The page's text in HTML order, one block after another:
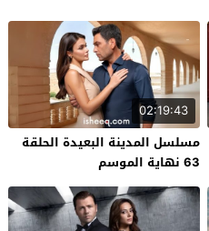
02:19:43
مسلسل المدينة البعيدة الحلقة
63 نهاية الموسم